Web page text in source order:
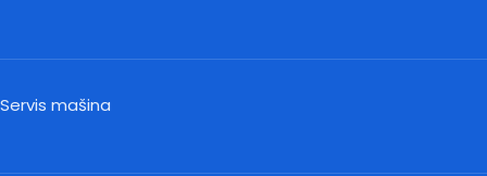
Servis mašina